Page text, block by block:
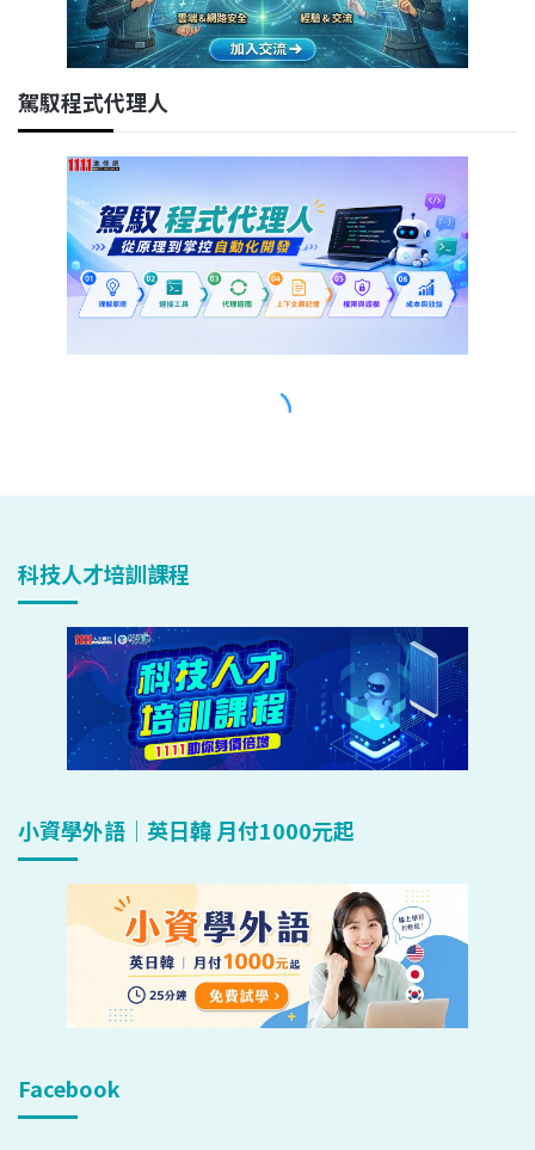
科技人才培訓課程
小資學外語｜英日韓 月付1000元起
Facebook